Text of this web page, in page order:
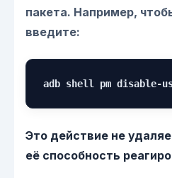
пакета. Например,
введите:
adb shell pm disable-
Это действие не
её способность